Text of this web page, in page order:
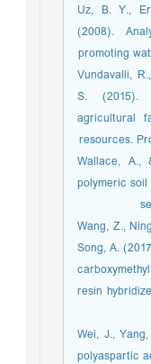
Uz, B. Y.,
(2008).
promoting
Vundavalli,
S. (2015).
agricultural
resources.
Wallace,
polymeric
Wang, Z.,
Song, A.
resin
Wei, J.,
polyaspartic